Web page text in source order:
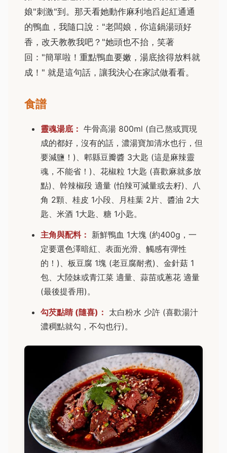
娘"刺激"到。那天看她動作麻利地舀起紅通通
的鴨血，我隨口說："老闆娘，你這鍋湯頭好
香，改天教教我吧？"她頭也不抬，笑著
回："簡單啦！重點鴨血要嫩，湯底捨得放料就
成！" 就是這句話，讓我決心在家試做看看。
食譜
靈魂湯底： 牛骨高湯 800ml (自己熬或買現
成的都好，沒有的話，濃湯寶加清水也行，但
要減鹽！)、郫縣豆瓣醬 3大匙 (這是麻辣靈
魂，不能省！)、花椒粒 1大匙 (喜歡麻就多放
點)、幹辣椒段 適量 (怕辣可減量或去籽)、八
角 2顆、桂皮 1小段、月桂葉 2片、醬油 2大
匙、米酒 1大匙、糖 1小匙。
主角與配料： 新鮮鴨血 1大塊 (約400g，一
定要選色澤暗紅、表面光滑、觸感有彈性
的！)、板豆腐 1塊 (老豆腐耐煮)、金針菇 1
包、大陸妹或青江菜 適量、蒜苗或蔥花 適量
(最後提香用)。
勾芡點睛 (隨喜)： 太白粉水 少許 (喜歡湯汁
濃稠點就勾，不勾也行)。